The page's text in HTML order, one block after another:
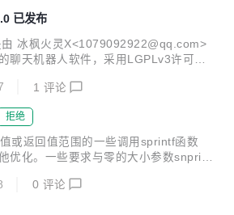
已发布
冰枫火灵X<1079092922@qq.com>
聊天机器人软件，采用LGPLv3许可证
答句库（libmaid.py），时间库（libmai
后两个程序库可以单独使用。 添加了
的回复 少量语句调整 可以使用以下语
./libmaid.py '问句' ./libmaid.py
fulltime ./lib
1 评论
拒绝
或返回值范围的一些调用sprintf函数
优化。一些要求与零的大小参数snprint
加了一个新的商店合并通行证。它将常
0 评论